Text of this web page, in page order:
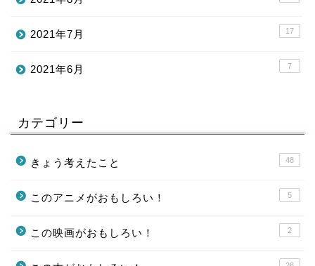
2021年7月 17
2021年6月 7
カテゴリー
きょう考えたこと 48
このアニメがおもしろい！ 5
この映画がおもしろい！ 2